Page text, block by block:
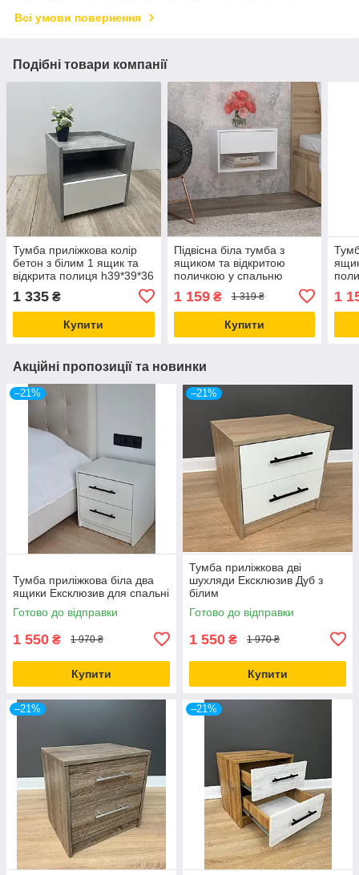
Всі умови повернення
Подібні товари компанії
Тумба приліжкова колір
бетон з білим 1 ящик та
відкрита полиця h39*39*36
1 335 ₴
Купити
Підвісна біла тумба з
ящиком та відкритою
поличкою у спальню
1 159₴ 1 319 ₴
Купити
1
Акційні пропозиції та новинки
–21%
Тумба приліжкова біла два
ящики Ексклюзив для спальні
Готово до відправки
1 550 ₴ 1 970 ₴
Купити
–21%
Тумба приліжкова дві
шухляди Ексклюзив Дуб з
білим
Готово до відправки
1 550 ₴ 1 970 ₴
Купити
–21% –21%